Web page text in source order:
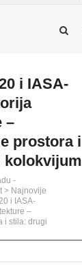
i IASA-
–
prostora i
kolokvijum
-
> Najnovije
i IASA-
–
i stila: drugi